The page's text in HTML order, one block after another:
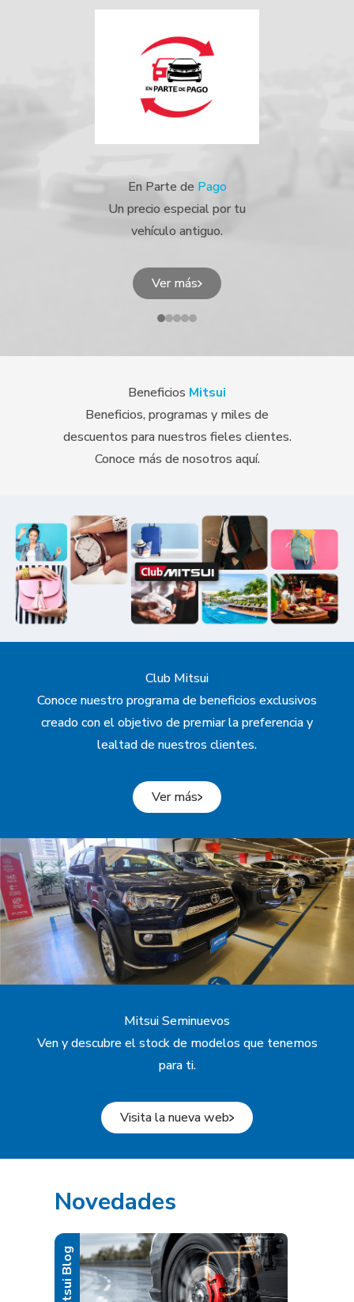
En Parte de Pago
Un precio especial por tu
vehículo antiguo.
Ver más
Beneficios Mitsui
Beneficios, programas y miles de
descuentos para nuestros fieles clientes.
Conoce más de nosotros aquí.
Club Mitsui
Conoce nuestro programa de beneficios exclusivos
creado con el objetivo de premiar la preferencia y
lealtad de nuestros clientes.
Ver más
Mitsui Seminuevos
Ven y descubre el stock de modelos que tenemos
para ti.
Visita la nueva web
Novedades
Mitsui Blog